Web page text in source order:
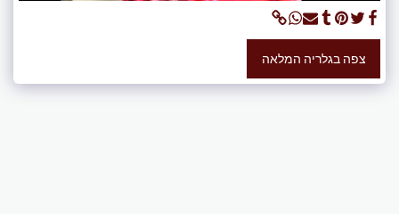
צפה בגלריה המלאה